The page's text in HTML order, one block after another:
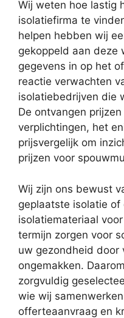
Wij weten hoe lastig
isolatiefirma te
helpen hebben wij
gekoppeld aan deze
gegevens in op het
reactie verwachten
isolatiebedrijven die
De ontvangen
verplichtingen, het
prijsvergelijk om
prijzen voor
Wij zijn ons bewust
geplaatste isolatie of
isolatiemateriaal
termijn zorgen voor
uw gezondheid door
ongemakken.
zorgvuldig
wie wij
offerteaanvraag en